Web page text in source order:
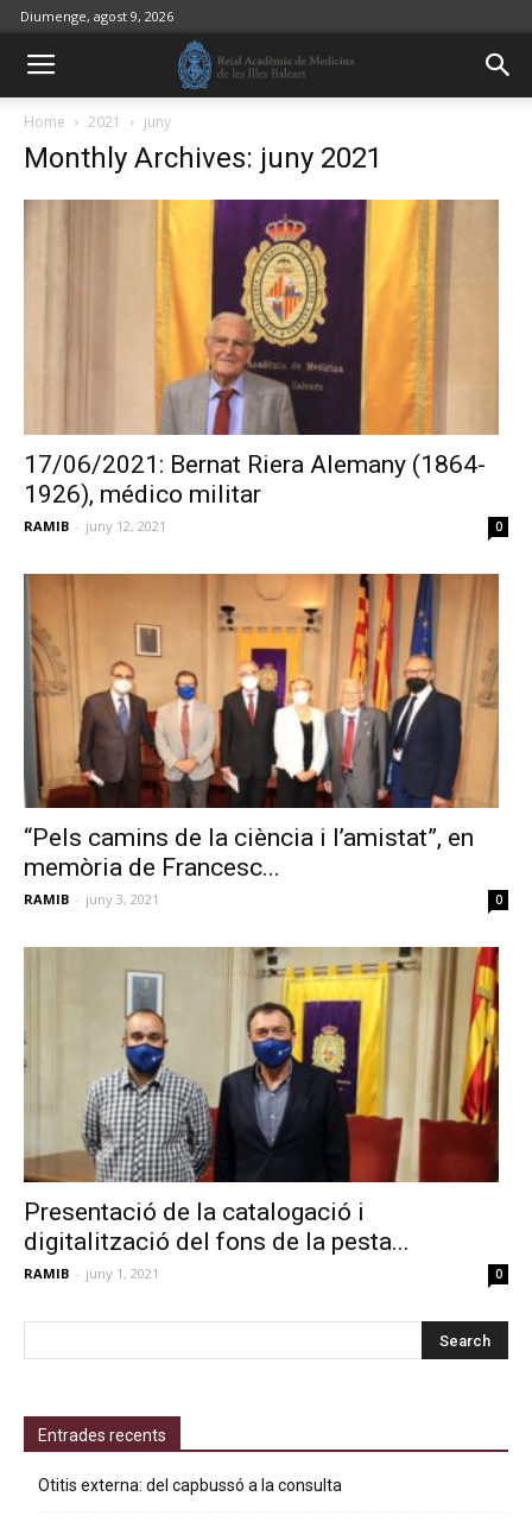
Diumenge, agost 9, 2026
Home 2021 juny
Monthly Archives: juny 2021
17/06/2021: Bernat Riera Alemany (1864-
1926), médico militar
RAMIB - juny 12, 2021 0
“Pels camins de la ciència i l’amistat”, en
memòria de Francesc...
RAMIB - juny 3, 2021 0
Presentació de la catalogació i
digitalització del fons de la pesta...
RAMIB - juny 1, 2021 0
Entrades recents
Otitis externa: del capbussó a la consulta